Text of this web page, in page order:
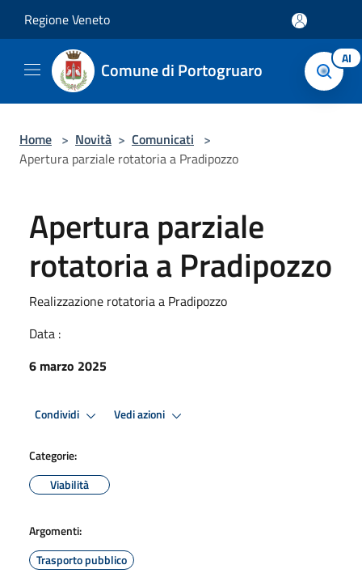
Regione Veneto
Comune di Portogruaro AI
Home > Novità > Comunicati >
Apertura parziale rotatoria a Pradipozzo
Apertura parziale
rotatoria a Pradipozzo
Realizzazione rotatoria a Pradipozzo
Data :
6 marzo 2025
Condividi Vedi azioni
Categorie:
Viabilità
Argomenti:
Trasporto pubblico